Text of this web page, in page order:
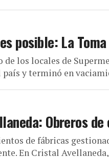
posible: La
de los locales de
y terminó en
Obreros
de fábricas
En Cristal